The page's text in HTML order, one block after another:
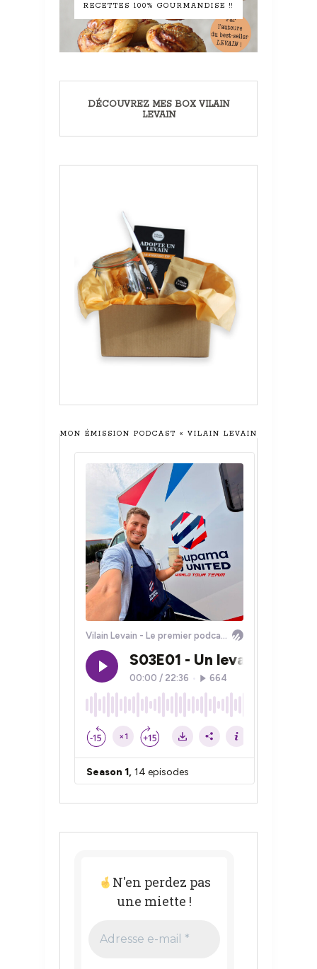
RECETTES 100% GOURMANDISE !!
DÉCOUVREZ MES BOX VILAIN
LEVAIN
MON ÉMISSION PODCAST « VILAIN LEVAIN »
N'en perdez pas
une miette !
e-